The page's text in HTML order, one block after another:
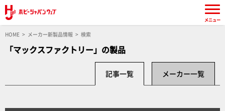
HOME メーカー新製品情報 検索
「マックスファクトリー」の製品
記事一覧 メーカー一覧
メニュー